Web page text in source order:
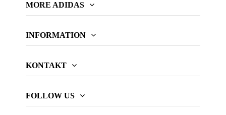
MORE ADIDAS
INFORMATION
KONTAKT
FOLLOW US